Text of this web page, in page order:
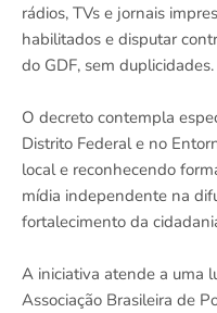
rádios, TVs e jornais
habilitados e disputar
do GDF, sem duplicidades.
O decreto contempla
Distrito Federal e no
local e reconhecendo
mídia independente na
fortalecimento da
A iniciativa atende a uma
Associação Brasileira de